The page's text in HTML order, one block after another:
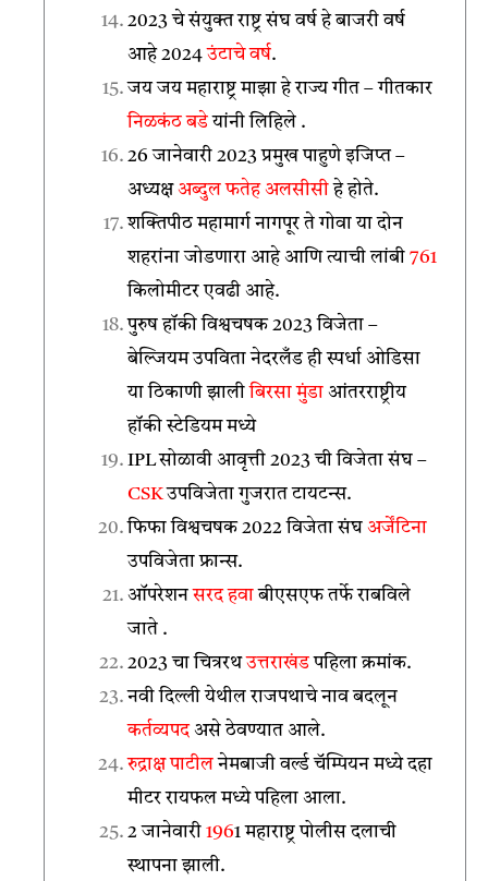
2023 चे संयुक्त राष्ट्र संघ वर्ष हे बाजरी वर्ष
आहे 2024उंटाचे वर्ष.
जय जय महाराष्ट्र माझा हे राज्य गीत – गीतकार
निळकंठ बडेयांनी लिहिले .
26 जानेवारी 2023 प्रमुख पाहुणे इजिप्त –
अध्यक्षअब्दुल फतेह अलसीसीहे होते.
शक्तिपीठ महामार्ग नागपूर ते गोवा या दोन
शहरांना जोडणारा आहे आणि त्याची लांबी 761
किलोमीटर एवढी आहे.
पुरुष हॉकी विश्वचषक 2023 विजेता –
बेल्जियम उपविता नेदरलँड ही स्पर्धा ओडिसा
या ठिकाणी झालीबिरसा मुंडा आंतरराष्ट्रीय
हॉकी स्टेडियम मध्ये
IPL सोळावी आवृत्ती 2023 ची विजेता संघ –
CSKउपविजेता गुजरात टायटन्स.
फिफा विश्वचषक 2022 विजेता संघ अर्जेंटिना
उपविजेता फ्रान्स.
ऑपरेशनसरद हवाबीएसएफ तर्फे राबविले
जाते .
2023 चा चित्ररथउत्तराखंडपहिला क्रमांक.
नवी दिल्ली येथील राजपथाचे नाव बदलून
कर्तव्यपदअसे ठेवण्यात आले.
रुद्राक्ष पाटीलनेमबाजी वर्ल्ड चॅम्पियन मध्ये दहा
मीटर रायफल मध्ये पहिला आला.
2 जानेवारी 1961 महाराष्ट्र पोलीस दलाची
स्थापना झाली.